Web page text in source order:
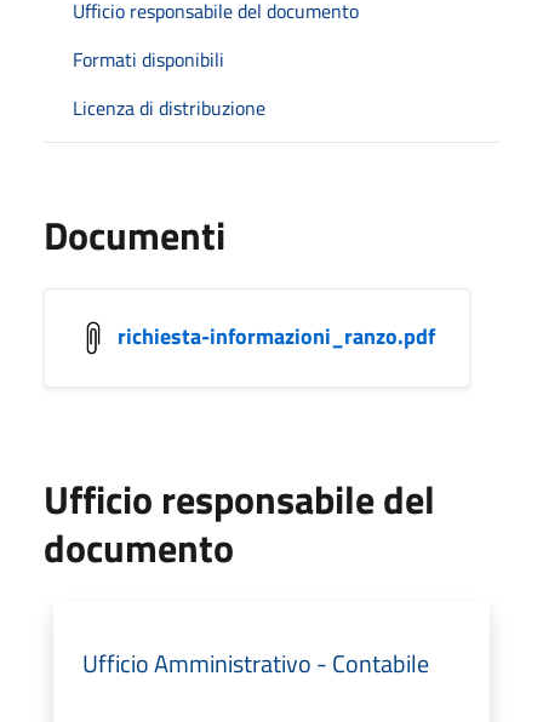
Ufficio responsabile del documento
Formati disponibili
Licenza di distribuzione
Documenti
richiesta-informazioni_ranzo.pdf
Ufficio responsabile del
documento
Ufficio Amministrativo - Contabile